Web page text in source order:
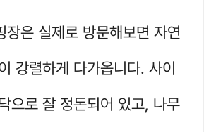
장은 실제로 방문해보면 자연
강렬하게 다가옵니다. 사이
으로 잘 정돈되어 있고, 나무